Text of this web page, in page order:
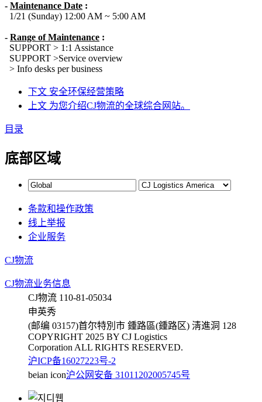
- Maintenance Date :
1/21 (Sunday) 12:00 AM ~ 5:00 AM
- Range of Maintenance :
SUPPORT > 1:1 Assistance
SUPPORT >Service overview
> Info desks per business
下文 安全环保经营策略
上文 为您介绍CJ物流的全球综合网站。
目录
底部区域
条款和操作政策
线上举报
企业服务
CJ物流
CJ物流业务信息
CJ物流 110-81-05034
申英秀
(邮编 03157)首尔特別市 鍾路區(鍾路区) 淸進洞 128
COPYRIGHT 2025 BY CJ Logistics
Corporation ALL RIGHTS RESERVED.
沪ICP备16027223号-2
beian icon沪公网安备 31011202005745号